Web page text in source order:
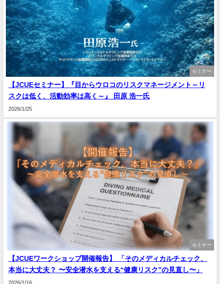
セミナー
【JCUEセミナー】『目からウロコのリスクマネージメント～リ
スクは低く、活動効率は高く～』 田原 浩一氏
2026/1/25
セミナー
【JCUEワークショップ開催報告】 「そのメディカルチェック、
本当に大丈夫？ 〜安全潜水を支える“健康リスク”の見直し〜」
2026/1/16